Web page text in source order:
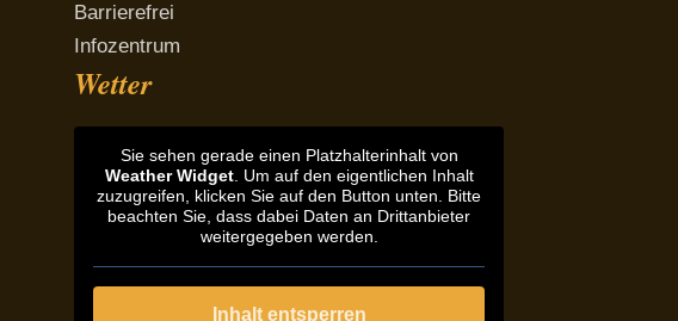
Barrierefrei
Infozentrum
Wetter
Sie sehen gerade einen Platzhalterinhalt von
Weather Widget. Um auf den eigentlichen Inhalt
zuzugreifen, klicken Sie auf den Button unten. Bitte
beachten Sie, dass dabei Daten an Drittanbieter
weitergegeben werden.
Inhalt entsperren